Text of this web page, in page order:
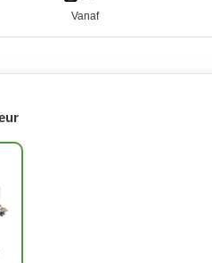
Vanaf